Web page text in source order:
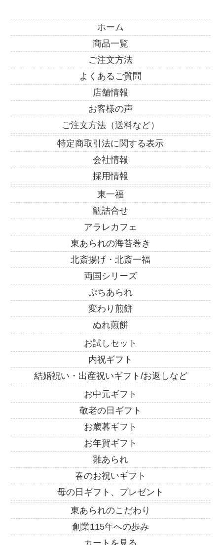
ホーム
商品一覧
ご注文方法
よくあるご質問
店舗情報
お客様の声
ご注文方法（送料など）
特定商取引法に関する表示
会社情報
採用情報
東一福
甑詰合せ
アラレカフェ
東あられの海苔巻き
北斎揚げ・北斎一福
両国シリーズ
ぷちあられ
変わり煎餅
ぬれ煎餅
お試しセット
内祝ギフト
結婚祝い・出産祝いギフト/お返しなど
お中元ギフト
敬老の日ギフト
お歳暮ギフト
お年賀ギフト
雛あられ
春のお祝いギフト
母の日ギフト、プレゼント
東あられのこだわり
創業115年への歩み
カートを見る